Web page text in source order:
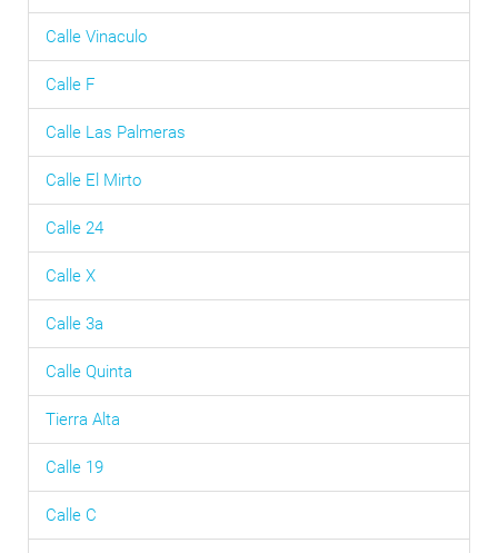
Calle Vinaculo
Calle F
Calle Las Palmeras
Calle El Mirto
Calle 24
Calle X
Calle 3a
Calle Quinta
Tierra Alta
Calle 19
Calle C